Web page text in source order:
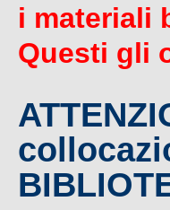
i materiali
Questi gli